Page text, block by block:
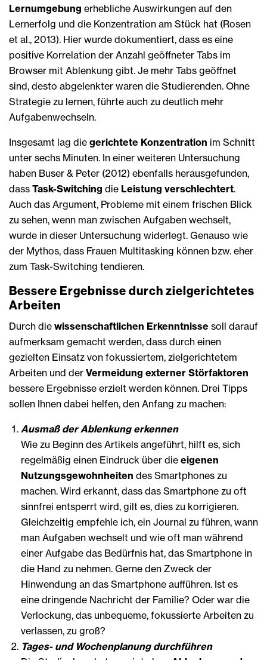
Lernumgebung erhebliche Auswirkungen auf den
Lernerfolg und die Konzentration am Stück hat (Rosen
et al., 2013). Hier wurde dokumentiert, dass es eine
positive Korrelation der Anzahl geöffneter Tabs im
Browser mit Ablenkung gibt. Je mehr Tabs geöffnet
sind, desto abgelenkter waren die Studierenden. Ohne
Strategie zu lernen, führte auch zu deutlich mehr
Aufgabenwechseln.
Insgesamt lag die gerichtete Konzentration im Schnitt
unter sechs Minuten. In einer weiteren Untersuchung
haben Buser & Peter (2012) ebenfalls herausgefunden,
dass Task-Switching die Leistung verschlechtert.
Auch das Argument, Probleme mit einem frischen Blick
zu sehen, wenn man zwischen Aufgaben wechselt,
wurde in dieser Untersuchung widerlegt. Genauso wie
der Mythos, dass Frauen Multitasking können bzw. eher
zum Task-Switching tendieren.
Bessere Ergebnisse durch zielgerichtetes
Arbeiten
Durch die wissenschaftlichen Erkenntnisse soll darauf
aufmerksam gemacht werden, dass durch einen
gezielten Einsatz von fokussiertem, zielgerichtetem
Arbeiten und der Vermeidung externer Störfaktoren
bessere Ergebnisse erzielt werden können. Drei Tipps
sollen Ihnen dabei helfen, den Anfang zu machen:
Ausmaß der Ablenkung erkennen
Wie zu Beginn des Artikels angeführt, hilft es, sich
regelmäßig einen Eindruck über die eigenen
Nutzungsgewohnheiten des Smartphones zu
machen. Wird erkannt, dass das Smartphone zu oft
sinnfrei entsperrt wird, gilt es, dies zu korrigieren.
Gleichzeitig empfehle ich, ein Journal zu führen, wann
man Aufgaben wechselt und wie oft man während
einer Aufgabe das Bedürfnis hat, das Smartphone in
die Hand zu nehmen. Gerne den Zweck der
Hinwendung an das Smartphone aufführen. Ist es
eine dringende Nachricht der Familie? Oder war die
Verlockung, das unbequeme, fokussierte Arbeiten zu
verlassen, zu groß?
Tages- und Wochenplanung durchführen